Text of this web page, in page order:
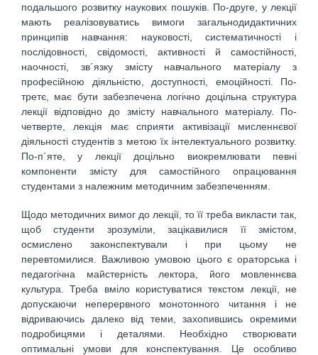
подальшого розвитку наукових пошуків. По-друге, у лекції
мають реалізовуватись вимоги загальнодидактичних
принципів навчання: науковості, систематичності і
послідовності, свідомості, активності й самостійності,
наочності, зв´язку змісту навчального матеріалу з
професійною діяльністю, доступності, емоційності. По-
третє, має бути забезпечена логічно доцільна структура
лекції відповідно до змісту навчального матеріалу. По-
четверте, лекція має сприяти активізації мисленнєвої
діяльності студентів з метою їх інтелектуального розвитку.
По-п´яте, у лекції доцільно виокремлювати певні
компоненти змісту для самостійного опрацювання
студентами з належним методичним забезпеченням.
Щодо методичних вимог до лекції, то її треба викласти так,
щоб студенти зрозуміли, зацікавилися її змістом,
осмислено законспектували і при цьому не
перевтомилися. Важливою умовою цього є ораторська і
педагогічна майстерність лектора, його мовленнєва
культура. Треба вміло користуватися текстом лекції, не
допускаючи неперервного монотонного читання і не
відриваючись далеко від теми, захопившись окремими
подробицями і деталями. Необхідно створювати
оптимальні умови для конспектування. Це особливо